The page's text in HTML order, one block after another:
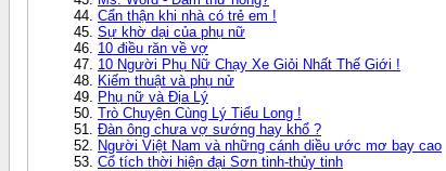
Cẩn thận khi nhà có trẻ em !
Sự khờ dại của phụ nữ
10 điều răn về vợ
10 Người Phụ Nữ Chạy Xe Giỏi Nhất Thế Giới !
Kiếm thuật và phụ nử
Phụ nữ và Địa Lý
Trò Chuyện Cùng Lý Tiểu Long !
Đàn ông chưa vợ sướng hay khổ ?
Người Việt Nam và những cánh diều ước mơ bay cao
Cổ tích thời hiện đại Sơn tinh-thủy tinh